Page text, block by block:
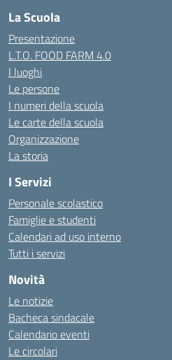
La Scuola
Presentazione
L.T.O. FOOD FARM 4.0
I luoghi
Le persone
I numeri della scuola
Le carte della scuola
Organizzazione
La storia
I Servizi
Personale scolastico
Famiglie e studenti
Calendari ad uso interno
Tutti i servizi
Novità
Le notizie
Bacheca sindacale
Calendario eventi
Le circolari